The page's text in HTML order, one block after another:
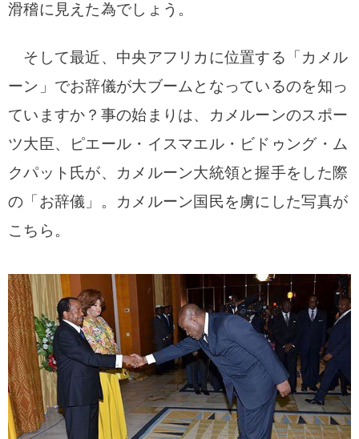
滑稽に見えた為でしょう。
そして最近、中央アフリカに位置する「カメル
ーン」でお辞儀が大ブームとなっているのを知っ
ていますか？事の始まりは、カメルーンのスポー
ツ大臣、ピエール・イスマエル・ビドゥング・ム
クパット氏が、カメルーン大統領と握手をした際
の「お辞儀」。カメルーン国民を虜にした写真が
こちら。